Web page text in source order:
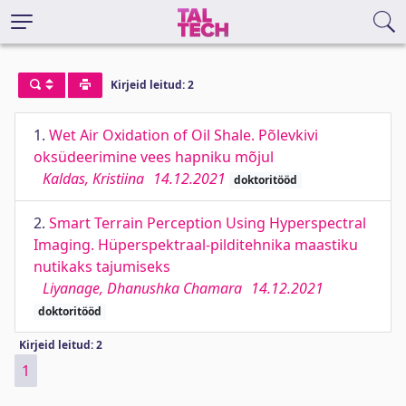
Kirjeid leitud: 2
1. Wet Air Oxidation of Oil Shale. Põlevkivi
oksüdeerimine vees hapniku mõjul
Kaldas, Kristiina 14.12.2021 doktoritööd
2. Smart Terrain Perception Using Hyperspectral
Imaging. Hüperspektraal-pilditehnika maastiku
nutikaks tajumiseks
Liyanage, Dhanushka Chamara 14.12.2021
doktoritööd
Kirjeid leitud: 2
1